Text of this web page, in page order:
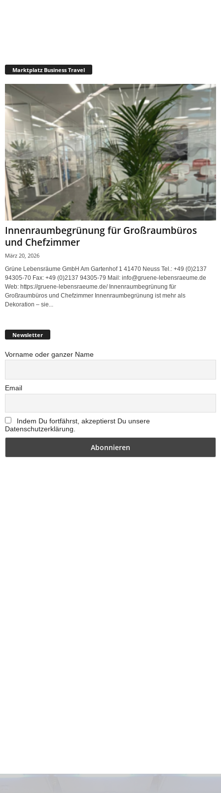
Marktplatz Business Travel
Innenraumbegrünung für Großraumbüros
und Chefzimmer
März 20, 2026
Grüne Lebensräume GmbH Am Gartenhof 1 41470 Neuss Tel.: +49 (0)2137
94305-70 Fax: +49 (0)2137 94305-79 Mail: info@gruene-lebensraeume.de
Web: https://gruene-lebensraeume.de/ Innenraumbegrünung für
Großraumbüros und Chefzimmer Innenraumbegrünung ist mehr als
Dekoration – sie...
Newsletter
Vorname oder ganzer Name
Email
Indem Du fortfährst, akzeptierst Du unsere
Datenschutzerklärung.